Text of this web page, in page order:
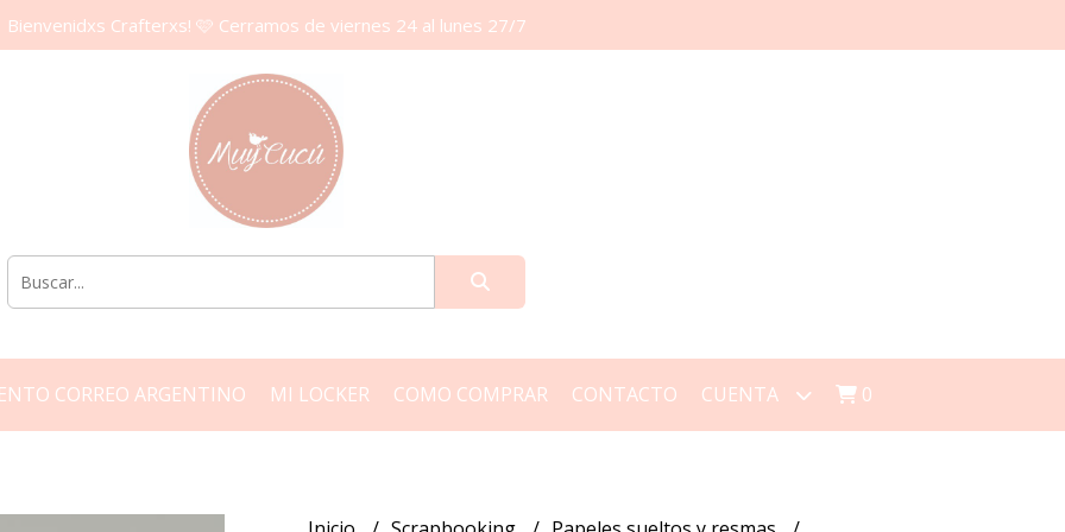
Bienvenidxs Crafterxs! 🩷 Cerramos de viernes 24 al lunes 27/7
CORREO ARGENTINO MI LOCKER COMO COMPRAR CONTACTO CUENTA 0